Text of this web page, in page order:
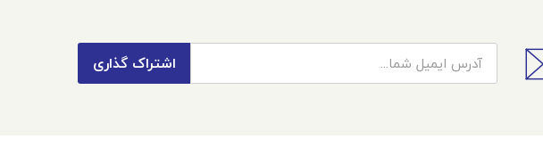
اشتراک گذاری